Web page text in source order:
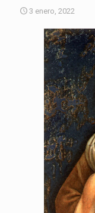
3 enero, 2022